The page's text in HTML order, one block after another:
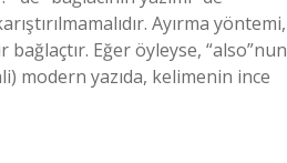
Ayırma yöntemi,
bağlaçtır. Eğer öyleyse, “also”nun
modern yazıda, kelimenin ince